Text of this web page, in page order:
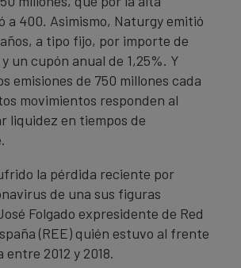
a 400. Asimismo, Naturgy emitió
a tipo fijo, por importe de
un cupón anual de 1,25%. Y
emisiones de 750 millones cada
movimientos responden al
liquidez en tiempos de
la pérdida reciente por
de una sus figuras
Folgado expresidente de Red
(REE) quién estuvo al frente
entre 2012 y 2018.